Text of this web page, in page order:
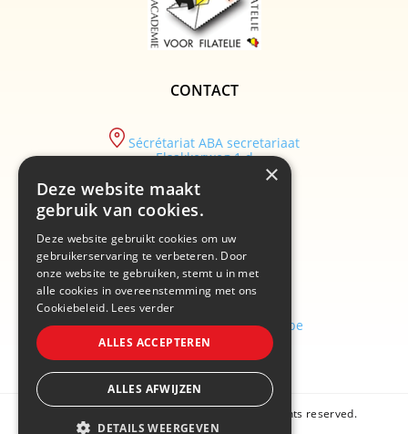
CONTACT
Sécrétariat ABA secretariaat
Elsakkerweg 1 d
9830 Sint-Martens-Latem
tel :
+32/ (0)9 282.29.89
email :
info@academiebelgium.be
webmaster :
vandenhaute.johann@skynet.be
Copyright © 2026 Academie Belgium. All rights reserved.
×
Deze website maakt
gebruik van cookies.
Deze website gebruikt cookies om uw
gebruikerservaring te verbeteren. Door
onze website te gebruiken, stemt u in met
alle cookies in overeenstemming met ons
Cookiebeleid. Lees verder
ALLES ACCEPTEREN
ALLES AFWIJZEN
DETAILS WEERGEVEN